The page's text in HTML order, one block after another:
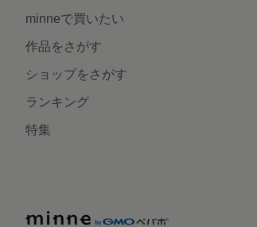
minneで買いたい
作品をさがす
ショップをさがす
ランキング
特集